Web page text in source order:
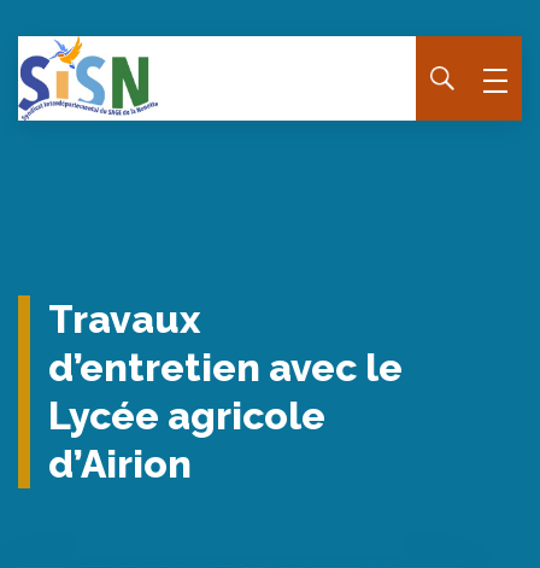
Travaux
d’entretien avec le
Lycée agricole
d’Airion